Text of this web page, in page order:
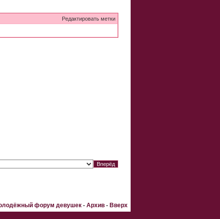
Редактировать метки
форум девушек - Архив - Вверх